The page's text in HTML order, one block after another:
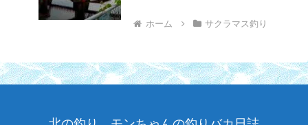
ホーム サクラマス釣り